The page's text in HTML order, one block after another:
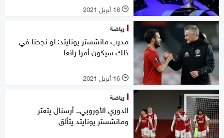
l 18 أبريل 2021
رياضة
مدرب مانشستر يونايتد: لو نجحنا في
ذلك سيكون أمرا رائعا
l 16 أبريل 2021
رياضة
الدوري الأوروبي.. أرسنال يتعثر
ومانشستر يونايتد يتألق